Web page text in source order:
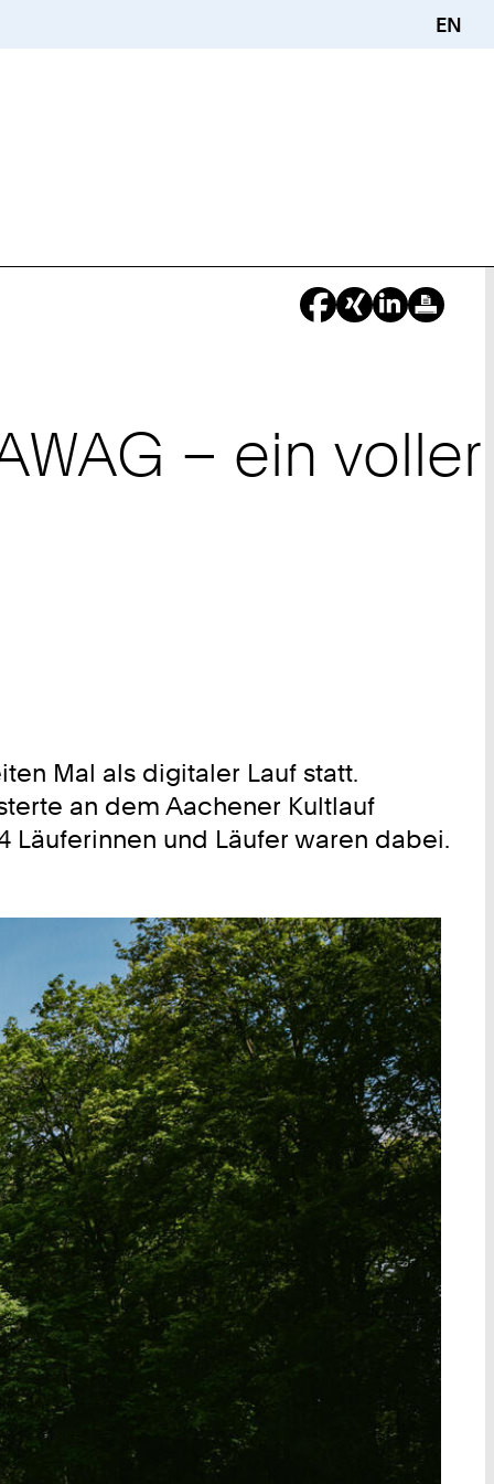
EN
– ein voller
Mal als digitaler Lauf statt.
an dem Aachener Kultlauf
und Läufer waren dabei.